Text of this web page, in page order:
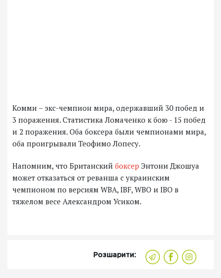
Комми – экс-чемпион мира, одержавший 30 побед и
3 поражения. Статистика Ломаченко к бою - 15 побед
и 2 поражения. Оба боксера были чемпионами мира,
оба проигрывали Теофимо Лопесу.
Напомним, что Британский боксер Энтони Джошуа
может отказаться от реванша с украинским
чемпионом по версиям WBA, IBF, WBO и IBO в
тяжелом весе Александром Усиком.
Розшарити: